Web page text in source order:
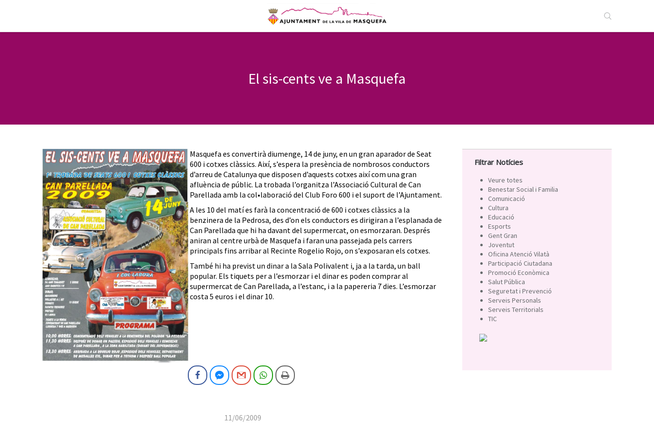
El sis-cents ve a Masquefa
Masquefa es convertirà diumenge, 14 de juny, en un gran aparador de Seat
600 i cotxes clàssics. Així, s’espera la presència de nombrosos conductors
d’arreu de Catalunya que disposen d’aquests cotxes així com una gran
afluència de públic. La trobada l’organitza l’Associació Cultural de Can
Parellada amb la col•laboració del Club Foro 600 i el suport de l’Ajuntament.
A les 10 del matí es farà la concentració de 600 i cotxes clàssics a la
benzinera de la Pedrosa, des d’on els conductors es dirigiran a l’esplanada de
Can Parellada que hi ha davant del supermercat, on esmorzaran. Després
aniran al centre urbà de Masquefa i faran una passejada pels carrers
principals fins arribar al Recinte Rogelio Rojo, on s’exposaran els cotxes.
També hi ha previst un dinar a la Sala Polivalent i, ja a la tarda, un ball
popular. Els tiquets per a l’esmorzar i el dinar es poden comprar al
supermercat de Can Parellada, a l’estanc, i a la papereria 7 dies. L’esmorzar
costa 5 euros i el dinar 10.
FacebookFacebook Messenger
Gmail WhatsAppImprimeix
11/06/2009
Filtrar Notícies
Veure totes
Benestar Social i Familia
Comunicació
Cultura
Educació
Esports
Gent Gran
Joventut
Oficina Atenció Vilatà
Participació Ciutadana
Promoció Econòmica
Salut Pública
Seguretat i Prevenció
Serveis Personals
Serveis Territorials
TIC